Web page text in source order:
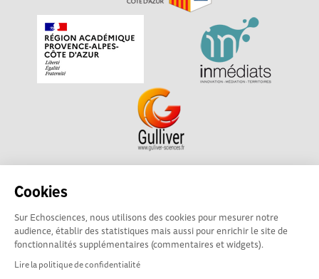
Cookies
Sur Echosciences, nous utilisons des cookies pour mesurer notre
audience, établir des statistiques mais aussi pour enrichir le site de
fonctionnalités supplémentaires (commentaires et widgets).
Lire la politique de confidentialité
Echosciences Sud Provence-Alpes-Côte d'Azur est à
académique pour la Recherche et l'Innovation Provence-
Alpes-Côte d'Azur. La plateforme est mise en oeuvre pour
vous parGulliver